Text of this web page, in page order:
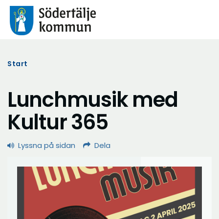
Start
Lunchmusik med
Kultur 365
Lyssna på sidan Dela